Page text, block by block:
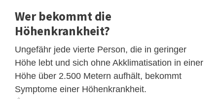
Wer bekommt die
Höhenkrankheit?
Ungefähr jede vierte Person, die in geringer
Höhe lebt und sich ohne Akklimatisation in einer
Höhe über 2.500 Metern aufhält, bekommt
Symptome einer Höhenkrankheit.